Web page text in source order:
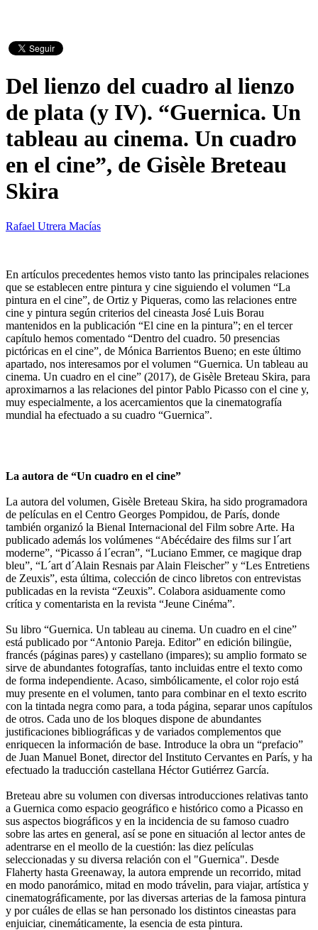
Del lienzo del cuadro al lienzo
de plata (y IV). “Guernica. Un
tableau au cinema. Un cuadro
en el cine”, de Gisèle Breteau
Skira
Rafael Utrera Macías
En artículos precedentes hemos visto tanto las principales relaciones
que se establecen entre pintura y cine siguiendo el volumen “La
pintura en el cine”, de Ortiz y Piqueras, como las relaciones entre
cine y pintura según criterios del cineasta José Luis Borau
mantenidos en la publicación “El cine en la pintura”; en el tercer
capítulo hemos comentado “Dentro del cuadro. 50 presencias
pictóricas en el cine”, de Mónica Barrientos Bueno; en este último
apartado, nos interesamos por el volumen “Guernica. Un tableau au
cinema. Un cuadro en el cine” (2017), de Gisèle Breteau Skira, para
aproximarnos a las relaciones del pintor Pablo Picasso con el cine y,
muy especialmente, a los acercamientos que la cinematografía
mundial ha efectuado a su cuadro “Guernica”.
La autora de “Un cuadro en el cine”
La autora del volumen, Gisèle Breteau Skira, ha sido programadora
de películas en el Centro Georges Pompidou, de París, donde
también organizó la Bienal Internacional del Film sobre Arte. Ha
publicado además los volúmenes “Abécédaire des films sur l´art
moderne”, “Picasso á l´ecran”, “Luciano Emmer, ce magique drap
bleu”, “L´art d´Alain Resnais par Alain Fleischer” y “Les Entretiens
de Zeuxis”, esta última, colección de cinco libretos con entrevistas
publicadas en la revista “Zeuxis”. Colabora asiduamente como
crítica y comentarista en la revista “Jeune Cinéma”.
Su libro “Guernica. Un tableau au cinema. Un cuadro en el cine”
está publicado por “Antonio Pareja. Editor” en edición bilingüe,
francés (páginas pares) y castellano (impares); su amplio formato se
sirve de abundantes fotografías, tanto incluidas entre el texto como
de forma independiente. Acaso, simbólicamente, el color rojo está
muy presente en el volumen, tanto para combinar en el texto escrito
con la tintada negra como para, a toda página, separar unos capítulos
de otros. Cada uno de los bloques dispone de abundantes
justificaciones bibliográficas y de variados complementos que
enriquecen la información de base. Introduce la obra un “prefacio”
de Juan Manuel Bonet, director del Instituto Cervantes en París, y ha
efectuado la traducción castellana Héctor Gutiérrez García.
Breteau abre su volumen con diversas introducciones relativas tanto
a Guernica como espacio geográfico e histórico como a Picasso en
sus aspectos biográficos y en la incidencia de su famoso cuadro
sobre las artes en general, así se pone en situación al lector antes de
adentrarse en el meollo de la cuestión: las diez películas
seleccionadas y su diversa relación con el "Guernica". Desde
Flaherty hasta Greenaway, la autora emprende un recorrido, mitad
en modo panorámico, mitad en modo trávelin, para viajar, artística y
cinematográficamente, por las diversas arterias de la famosa pintura
y por cuáles de ellas se han personado los distintos cineastas para
enjuiciar, cinemáticamente, la esencia de esta pintura.